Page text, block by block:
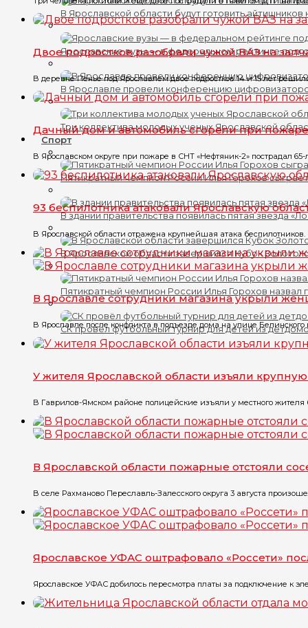
В Ярославской области будут готовить айтишников
Ярославские вузы — в федеральном рейтинге
В Ярославле провели конференцию
Три коллектива молодых ученых Ярославской
Спорт
Пятикратный чемпион России Илья Горохов
В здании правительства появилась пятая звезда
В Ярославской области завершился Кубок
Пятикратный чемпион России Илья Горохов
СК провёл футбольный турнир для детей из
Двое подростков разобрали чужой ВАЗ на
В деревне Пенье под Ярославлем двое подростков 14 и 15 лет
Дачный дом и автомобиль сгорели при
В Ярославском округе при пожаре в СНТ «Нефтяник-2» пострадал
93 беспилотника атаковали Ярославскую
В Ярославской области отражена крупнейшая атака
В Ярославле сотрудники магазина укрыли
В Ярославле после конфликта в подъезде дома на улице Белинского
У жителя Ярославской области изъяли
В Гаврилов-Ямском районе полицейские изъяли у местного жителя
В Ярославской области пожарные отстояли
В селе Рахманово Переславль-Залесского округа 3 августа
Ярославское УФАС оштрафовало «Россети»
Ярославское УФАС добилось пересмотра платы за подключение к